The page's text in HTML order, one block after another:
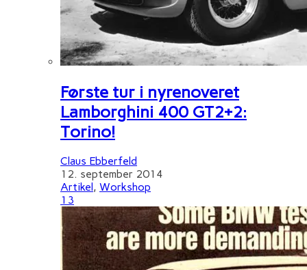
Første tur i nyrenoveret
Lamborghini 400 GT2+2:
Torino!
Claus Ebberfeld
12. september 2014
Artikel , Workshop
13